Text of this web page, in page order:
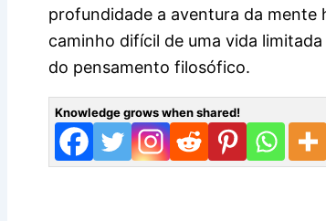
profundidade a aventura da mente
caminho difícil de uma vida
do pensamento filosófico.
Knowledge grows when shared!